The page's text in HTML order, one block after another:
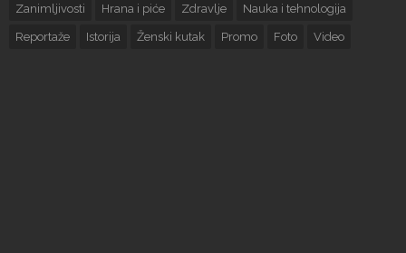
Zanimljivosti Hrana i piće Zdravlje Nauka i tehnologija
Reportaže Istorija Ženski kutak Promo Foto Video